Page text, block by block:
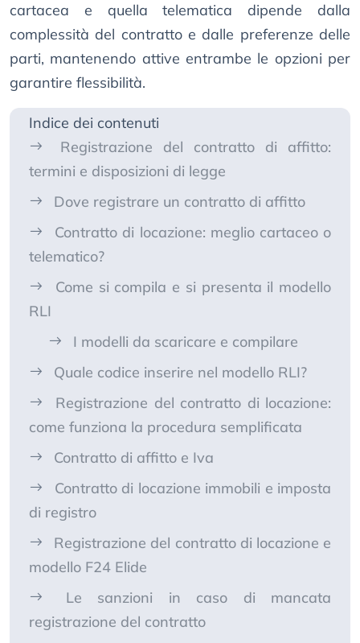
cartacea e quella telematica dipende dalla
complessità del contratto e dalle preferenze delle
parti, mantenendo attive entrambe le opzioni per
garantire flessibilità.
Indice dei contenuti
Registrazione del contratto di affitto:
termini e disposizioni di legge
Dove registrare un contratto di affitto
Contratto di locazione: meglio cartaceo o
telematico?
Come si compila e si presenta il modello
RLI
I modelli da scaricare e compilare
Quale codice inserire nel modello RLI?
Registrazione del contratto di locazione:
come funziona la procedura semplificata
Contratto di affitto e Iva
Contratto di locazione immobili e imposta
di registro
Registrazione del contratto di locazione e
modello F24 Elide
Le sanzioni in caso di mancata
registrazione del contratto